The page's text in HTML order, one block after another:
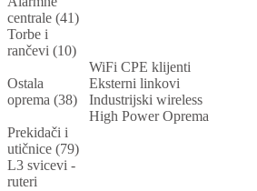
centrale (41)
Torbe i
rančevi (10)
Ostala
oprema (38)
WiFi CPE klijenti
Eksterni linkovi
Industrijski wireless
High Power Oprema
Prekidači i
utičnice (79)
L3 svicevi -
ruteri